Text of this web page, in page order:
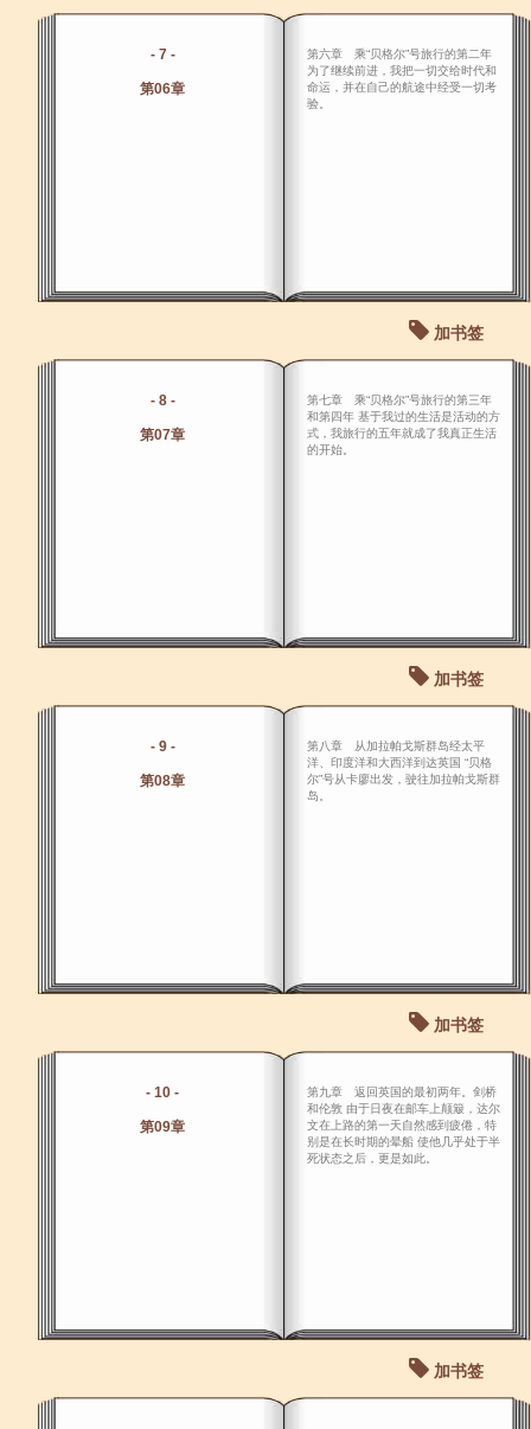
- 7 -
第06章
第六章 乘“贝格尔”号旅行的第二年
为了继续前进，我把一切交给时代和
命运，并在自己的航途中经受一切考
验。
加书签
- 8 -
第07章
第七章 乘“贝格尔”号旅行的第三年
和第四年 基于我过的生活是活动的方
式，我旅行的五年就成了我真正生活
的开始。
加书签
- 9 -
第08章
第八章 从加拉帕戈斯群岛经太平
洋、印度洋和大西洋到达英国 “贝格
尔”号从卡廖出发，驶往加拉帕戈斯群
岛。
加书签
- 10 -
第09章
第九章 返回英国的最初两年。剑桥
和伦敦 由于日夜在邮车上颠簸，达尔
文在上路的第一天自然感到疲倦，特
别是在长时期的晕船 使他几乎处于半
死状态之后，更是如此。
加书签